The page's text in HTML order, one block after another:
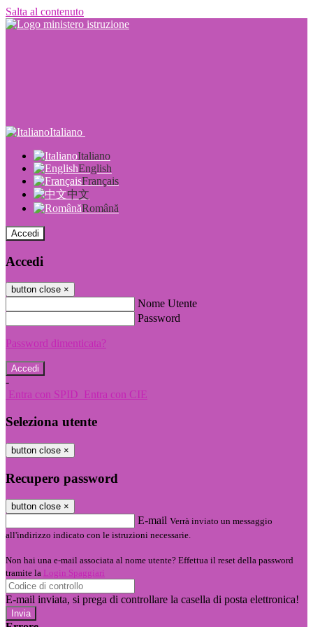
Salta al contenuto
Italiano
Italiano
English
Français
中文
Română
Accedi
Accedi
button close ×
Nome Utente
Password
Password dimenticata?
-
Entra con SPID Entra con CIE
Seleziona utente
button close ×
Recupero password
button close ×
E-mail Verrà inviato un messaggio
all'indirizzo indicato con le istruzioni necessarie.
Non hai una e-mail associata al nome utente? Effettua il reset della password
tramite la Login Spaggiari
E-mail inviata, si prega di controllare la casella di posta elettronica!